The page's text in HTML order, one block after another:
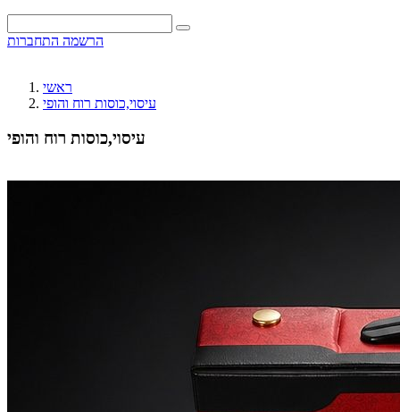
הרשמה התחברות
ראשי
עיסוי,כוסות רוח והופי
עיסוי,כוסות רוח והופי